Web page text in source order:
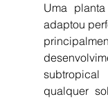
Uma
adaptou
qualquer